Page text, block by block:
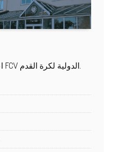
اعرف المزيد عن أكاديمية FCV الدولية لكرة القدم.